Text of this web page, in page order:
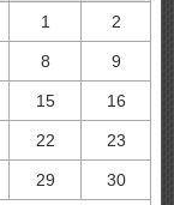
1 2
8 9
15 16
22 23
29 30